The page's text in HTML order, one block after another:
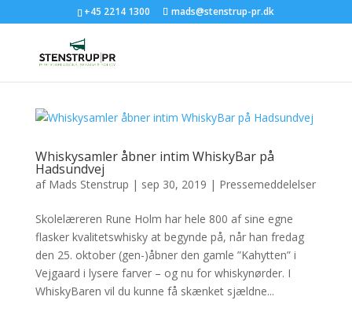
+45 2214 1300 mads@stenstrup-pr.dk
Whiskysamler åbner intim WhiskyBar på
Hadsundvej
af Mads Stenstrup | sep 30, 2019 | Pressemeddelelser
Skolelæreren Rune Holm har hele 800 af sine egne
flasker kvalitetswhisky at begynde på, når han fredag
den 25. oktober (gen-)åbner den gamle ”Kahytten” i
Vejgaard i lysere farver – og nu for whiskynørder. I
WhiskyBaren vil du kunne få skænket sjældne...